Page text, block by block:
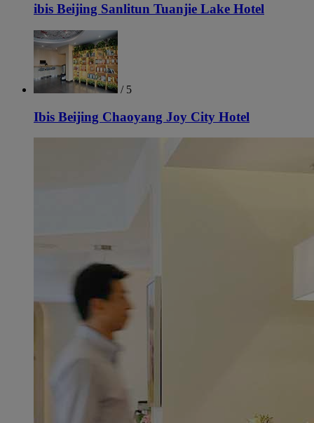
ibis Beijing Sanlitun Tuanjie Lake Hotel
/ 5
Ibis Beijing Chaoyang Joy City Hotel